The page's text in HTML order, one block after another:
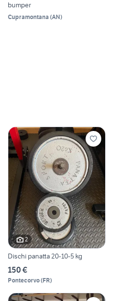
bumper
Cupramontana (AN)
2
Dischi panatta 20-10-5 kg
150 €
Pontecorvo(FR)